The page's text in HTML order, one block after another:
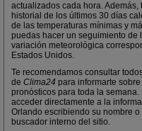
actualizados cada hora. Además,
historial de los últimos 30 días
de las temperaturas mínimas y
puedas hacer un seguimiento de
variación meteorológica
Estados Unidos.
Te recomendamos consultar
de Clima24 para informarte
pronósticos para toda la
acceder directamente a la
Orlando escribiendo su nombre o
buscador interno del sitio.